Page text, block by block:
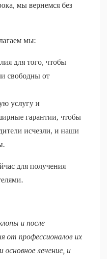
мы вернемся без
мы:
для того, чтобы
свободны от
услугу и
гарантии, чтобы
исчезли, и наши
для получения
и после
от профессионалов их
основное лечение, и